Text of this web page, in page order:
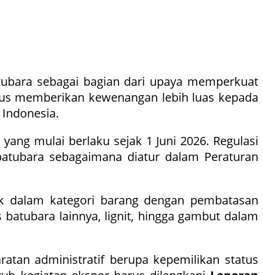
sebagai bagian dari upaya memperkuat
memberikan kewenangan lebih luas kepada
yang mulai berlaku sejak 1 Juni 2026. Regulasi
sebagaimana diatur dalam Peraturan
kategori barang dengan pembatasan
lainnya, lignit, hingga gambut dalam
administratif berupa kepemilikan status